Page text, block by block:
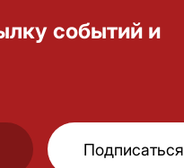
событий и
Подписаться